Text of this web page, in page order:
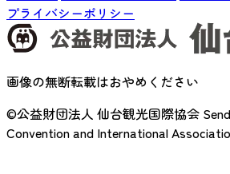
プライバシーポリシー
画像の無断転載はおやめください
©公益財団法人 仙台観光国際協会
Convention and International